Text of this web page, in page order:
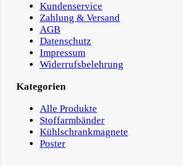
Kundenservice
Zahlung & Versand
AGB
Datenschutz
Impressum
Widerrufsbelehrung
Kategorien
Alle Produkte
Stoffarmbänder
Kühlschrankmagnete
Poster